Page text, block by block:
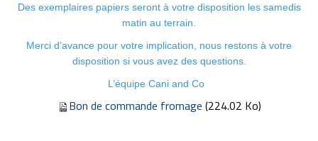
Des exemplaires papiers seront à votre disposition les samedis
matin au terrain.
Merci d’avance pour votre implication, nous restons à votre
disposition si vous avez des questions.
L’équipe Cani and Co
Bon de commande fromage (224.02 Ko)